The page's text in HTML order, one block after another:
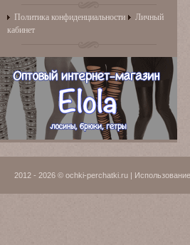
Политика конфиденциальности
Личный
кабинет
2012 - 2026 © ochki-perchatki.ru |